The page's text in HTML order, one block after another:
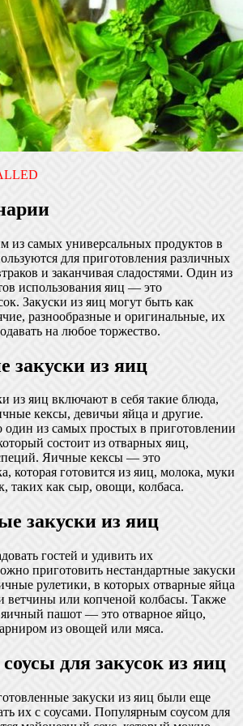
из самых универсальных продуктов в
для приготовления различных
и заканчивая сладостями. Один из
использования яиц — это
Закуски из яиц могут быть как
разнообразные и оригинальные, их
на любое торжество.
закуски из яиц
из яиц включают в себя такие блюда,
кексы, девичьи яйца и другие.
из самых простых в приготовлении
состоит из отварных яиц,
Яичные кексы — это
которая готовится из яиц, молока, муки
таких как сыр, овощи, колбаса.
закуски из яиц
гостей и удивить их
приготовить нестандартные закуски
рулетики, в которых отварные яйца
ветчины или копченой колбасы. Также
пашот — это отварное яйцо,
из овощей или мяса.
для закусок из яиц
закуски из яиц были еще
их с соусами. Популярным соусом для